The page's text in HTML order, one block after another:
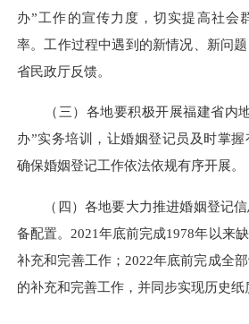
办”工作的宣传力度 ，切实提高社会
率。 工作过程中遇到的新情况 、新问题
省民政厅反馈。
（三） 各地要积极开展福建省内
办”实务培训， 让婚姻登记员及时掌握
确保婚姻登记工作依法依规有序开展。
（四） 各地要大力推进婚姻登记
备配置。2021年底前完成1978年以来
补充和完善工作；2022年底前完成全
的补充和完善工作，并同步实现历史纸